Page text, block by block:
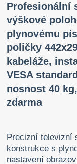
Profesionální
výškové
plynovému
poličky
kabeláže,
VESA
nosnost 40
zdarma
Precizní televizní
konstrukce s
nastavení